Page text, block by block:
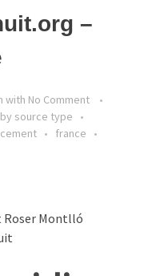
–
with No Comment
by source type
france
Roser Montlló